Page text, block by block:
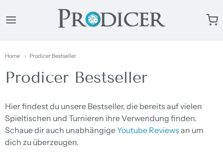
ProDicer
Home Prodicer Bestseller
Prodicer Bestseller
Hier findest du unsere Bestseller, die bereits auf vielen
Spieltischen und Turnieren ihre Verwendung finden.
Schaue dir auch unabhängigeYoutube Reviews an um
dich zu überzeugen.